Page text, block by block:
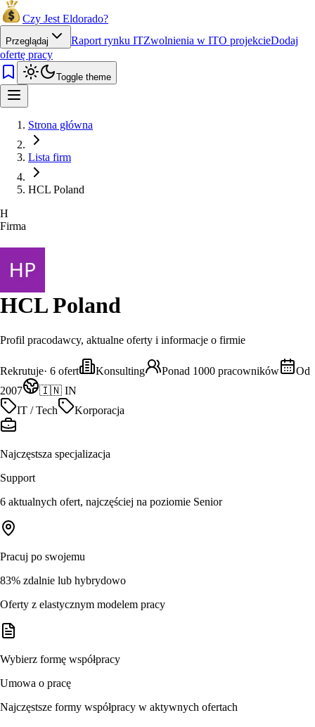
Czy Jest Eldorado?
Przeglądaj Raport rynku ITZwolnienia w ITO projekcieDodaj
ofertę pracy
Toggle theme
Strona główna
Lista firm
HCL Poland
H
Firma
HCL Poland
Profil pracodawcy, aktualne oferty i informacje o firmie
Rekrutuje· 6 ofert Konsulting Ponad 1000 pracowników
Od
2007
🇮🇳 IN
IT / Tech
Korporacja
Najczęstsza specjalizacja
Support
6 aktualnych ofert, najczęściej na poziomie Senior
Pracuj po swojemu
83% zdalnie lub hybrydowo
Oferty z elastycznym modelem pracy
Wybierz formę współpracy
Umowa o pracę
Najczęstsze formy współpracy w aktywnych ofertach